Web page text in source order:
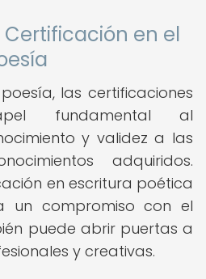
Certificación en el
las certificaciones
fundamental al
y validez a las
adquiridos.
en escritura poética
un compromiso con el
puede abrir puertas a
y creativas.